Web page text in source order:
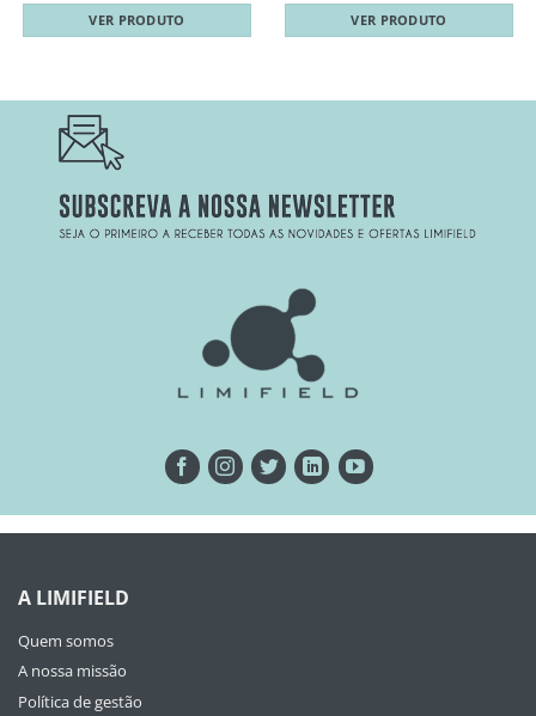
VER PRODUTO VER PRODUTO
A LIMIFIELD
Quem somos
A nossa missão
Política de gestão